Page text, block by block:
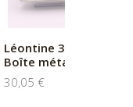
Léontine 3 chocolats,
Boîte métal "Affiche...
30,05 €